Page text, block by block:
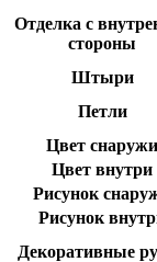
Отделка с
стороны
Штыри
Петли
Цвет снаружи
Цвет внутри
Рисунок
Рисунок
Декоративные